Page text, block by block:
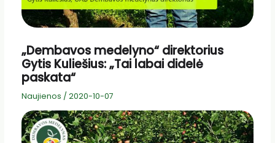
„Dembavos medelyno“ direktorius
Gytis Kuliešius: „Tai labai didelė
paskata“
Naujienos / 2020-10-07